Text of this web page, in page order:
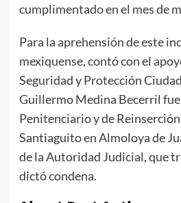
cumplimentado en el mes de
Para la aprehensión de este
mexiquense, contó con el
Seguridad y Protección
Guillermo Medina Becerril
Penitenciario y de
Santiaguito en Almoloya de
de la Autoridad Judicial, que
dictó condena.